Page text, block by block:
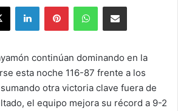
X LinkedInPinterestWhatsAppShare via Email
continúan dominando en la
esta noche 116-87 frente a los
otra victoria clave fuera de
el equipo mejora su récord a 9-2